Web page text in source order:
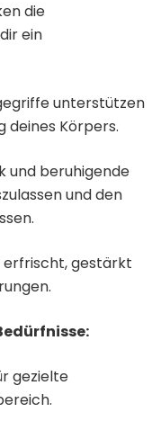
die
ein
unterstützen
deines Körpers.
und beruhigende
und den
erfrischt, gestärkt
gezielte